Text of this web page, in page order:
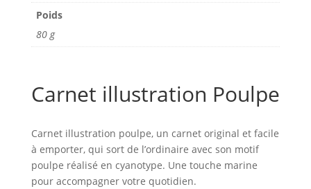
Poids
80 g
Carnet illustration Poulpe
Carnet illustration poulpe, un carnet original et facile
à emporter, qui sort de l’ordinaire avec son motif
poulpe réalisé en cyanotype. Une touche marine
pour accompagner votre quotidien.